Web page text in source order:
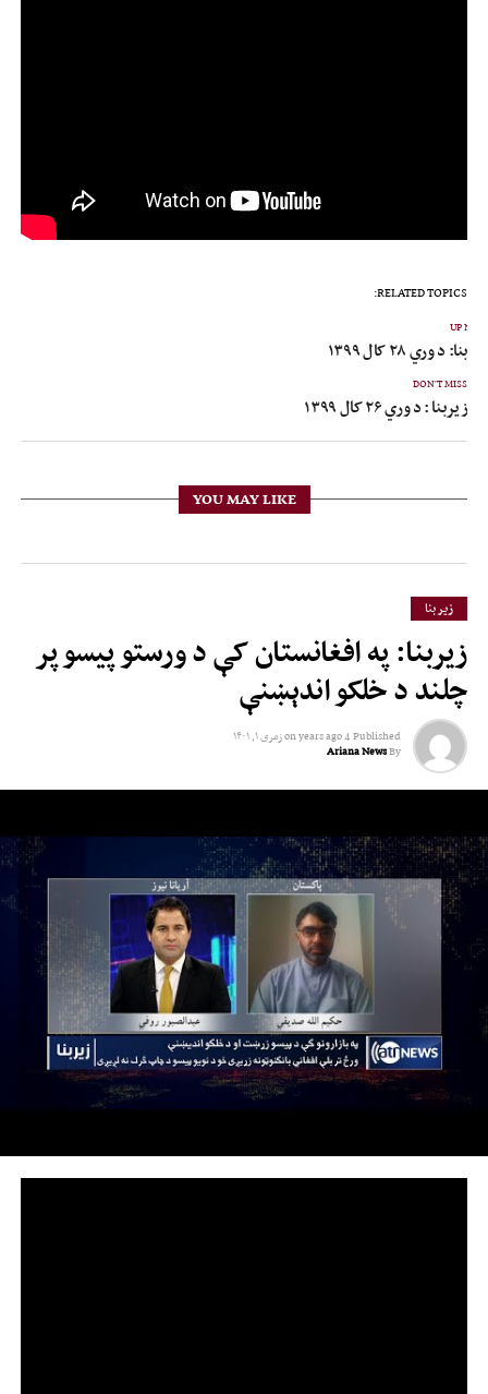
RELATED TOPICS:
UP
د وري ۲۸ کال ۱۳۹۹
DON'T MISS
زیربنا : د وري ۲۶ کال ۱۳۹۹
YOU MAY LIKE
زیر بنا
زیربنا: په افغانستان کې د ورستو پیسو پر
چلند د خلکو اندېښنې
Published
4 years ago
onزمری ۱, ۱۴۰۱
By
Ariana News